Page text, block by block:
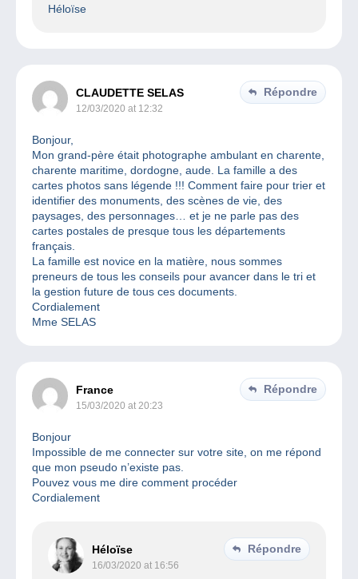
Héloïse
CLAUDETTE SELAS
12/03/2020 at 12:32
Répondre
Bonjour,
Mon grand-père était photographe ambulant en charente,
charente maritime, dordogne, aude. La famille a des
cartes photos sans légende !!! Comment faire pour trier et
identifier des monuments, des scènes de vie, des
paysages, des personnages… et je ne parle pas des
cartes postales de presque tous les départements
français.
La famille est novice en la matière, nous sommes
preneurs de tous les conseils pour avancer dans le tri et
la gestion future de tous ces documents.
Cordialement
Mme SELAS
France
15/03/2020 at 20:23
Répondre
Bonjour
Impossible de me connecter sur votre site, on me répond
que mon pseudo n’existe pas.
Pouvez vous me dire comment procéder
Cordialement
Héloïse
16/03/2020 at 16:56
Répondre